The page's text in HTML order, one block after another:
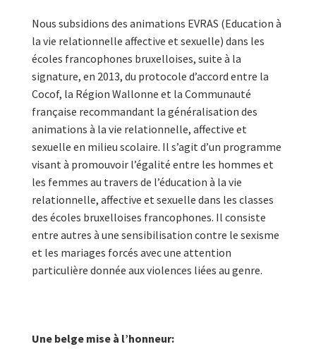
Nous subsidions des animations EVRAS (Education à
la vie relationnelle affective et sexuelle) dans les
écoles francophones bruxelloises, suite à la
signature, en 2013, du protocole d’accord entre la
Cocof, la Région Wallonne et la Communauté
française recommandant la généralisation des
animations à la vie relationnelle, affective et
sexuelle en milieu scolaire. Il s’agit d’un programme
visant à promouvoir l’égalité entre les hommes et
les femmes au travers de l’éducation à la vie
relationnelle, affective et sexuelle dans les classes
des écoles bruxelloises francophones. Il consiste
entre autres à une sensibilisation contre le sexisme
et les mariages forcés avec une attention
particulière donnée aux violences liées au genre.
Une belge mise à l’honneur: